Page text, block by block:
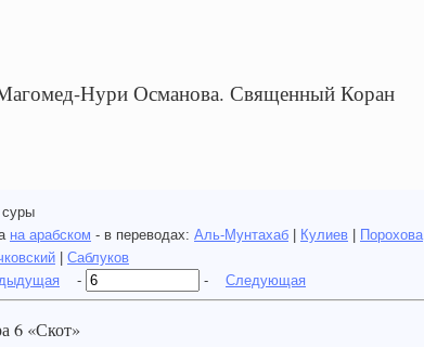
Нури Османова. Священный Коран
на арабском - в переводах: Аль-Мунтахаб | Кулиев | Порохова
| Саблуков
- - Следующая
6 «Скот»